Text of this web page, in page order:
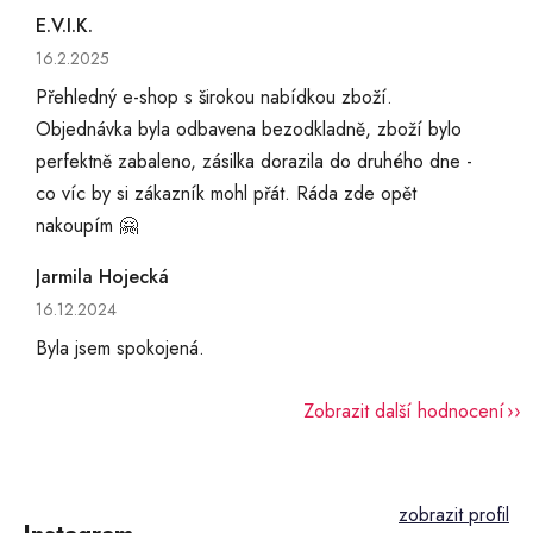
E.V.I.K.
Hodnocení obchodu je 5 z 5 hvězdiček.
16.2.2025
Přehledný e-shop s širokou nabídkou zboží.
Objednávka byla odbavena bezodkladně, zboží bylo
perfektně zabaleno, zásilka dorazila do druhého dne -
co víc by si zákazník mohl přát. Ráda zde opět
nakoupím 🤗
Jarmila Hojecká
Hodnocení obchodu je 5 z 5 hvězdiček.
16.12.2024
Byla jsem spokojená.
Zobrazit další hodnocení